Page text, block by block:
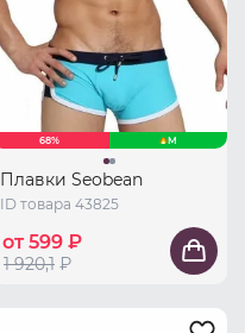
68% M
Плавки Seobean
ID товара 43825
от 599 ₽
1 920,1 ₽